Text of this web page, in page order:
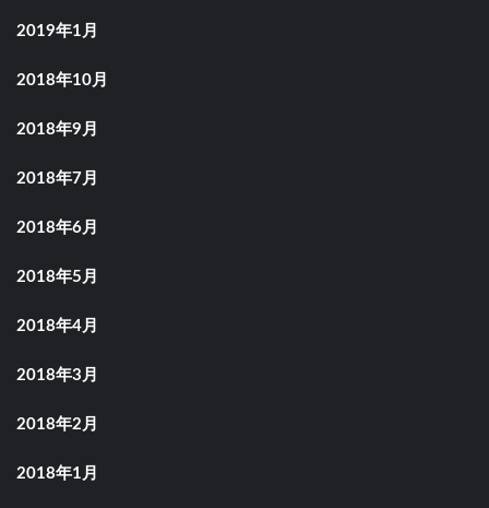
2019年1月
2018年10月
2018年9月
2018年7月
2018年6月
2018年5月
2018年4月
2018年3月
2018年2月
2018年1月